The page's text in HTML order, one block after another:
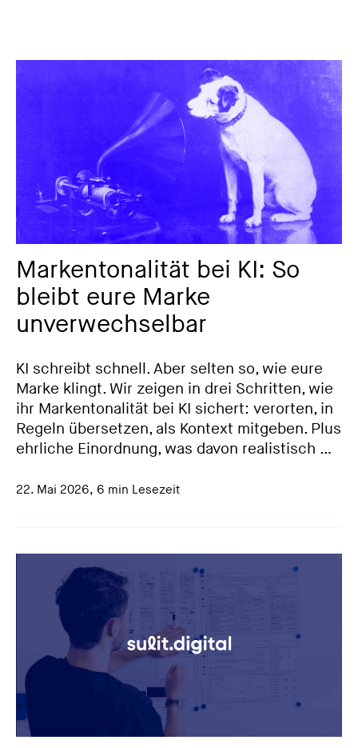
Markentonalität bei KI: So
bleibt eure Marke
unverwechselbar
KI schreibt schnell. Aber selten so, wie eure
Marke klingt. Wir zeigen in drei Schritten, wie
ihr Markentonalität bei KI sichert: verorten, in
Regeln übersetzen, als Kontext mitgeben. Plus
ehrliche Einordnung, was davon realistisch …
22. Mai 2026, 6 min Lesezeit